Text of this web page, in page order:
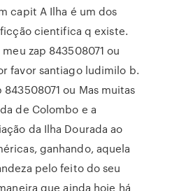
capit A Ilha é um dos
cientifica q existe.
zap 843508071 ou
favor santiago ludimilo b.
ou Mas muitas
de Colombo e a
da Ilha Dourada ao
ganhando, aquela
pelo feito do seu
que ainda hoje há